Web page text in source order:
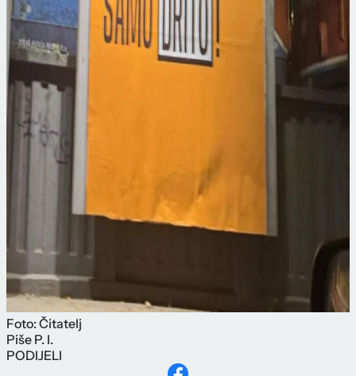
Foto: Čitatelj
Piše P. I.
PODIJELI